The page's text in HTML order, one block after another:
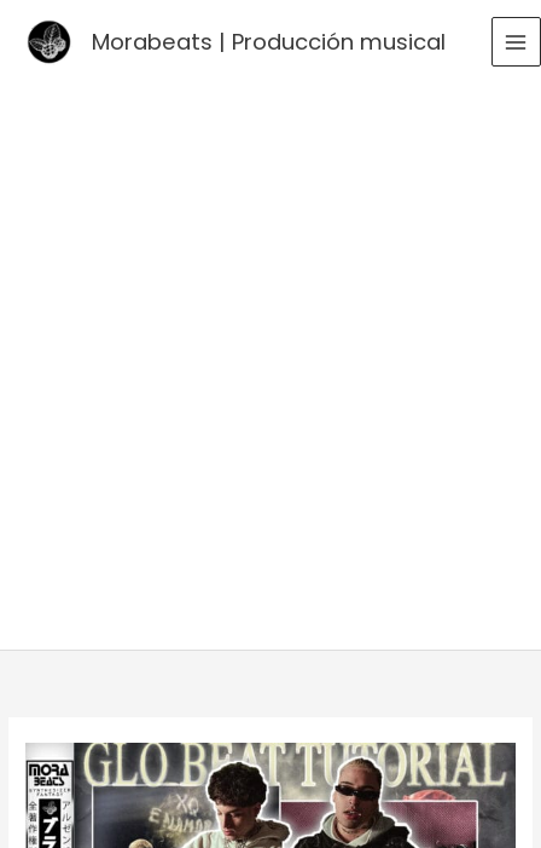
Morabeats | Producción musical